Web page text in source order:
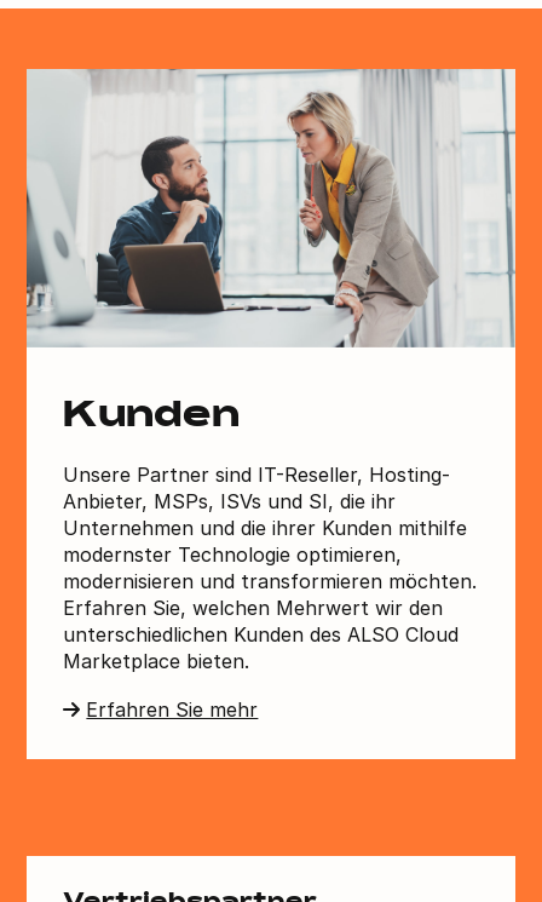
Kunden
Unsere Partner sind IT-Reseller, Hosting-
Anbieter, MSPs, ISVs und SI, die ihr
Unternehmen und die ihrer Kunden mithilfe
modernster Technologie optimieren,
modernisieren und transformieren möchten.
Erfahren Sie, welchen Mehrwert wir den
unterschiedlichen Kunden des ALSO Cloud
Marketplace bieten.
Erfahren Sie mehr